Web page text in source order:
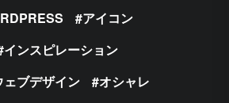
アイコン
インスピレーション
ェブデザイン
オシャレ